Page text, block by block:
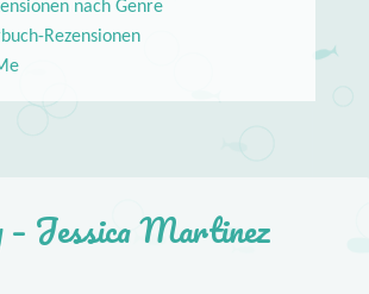
nach Genre
Rezensionen
Jessica Martinez